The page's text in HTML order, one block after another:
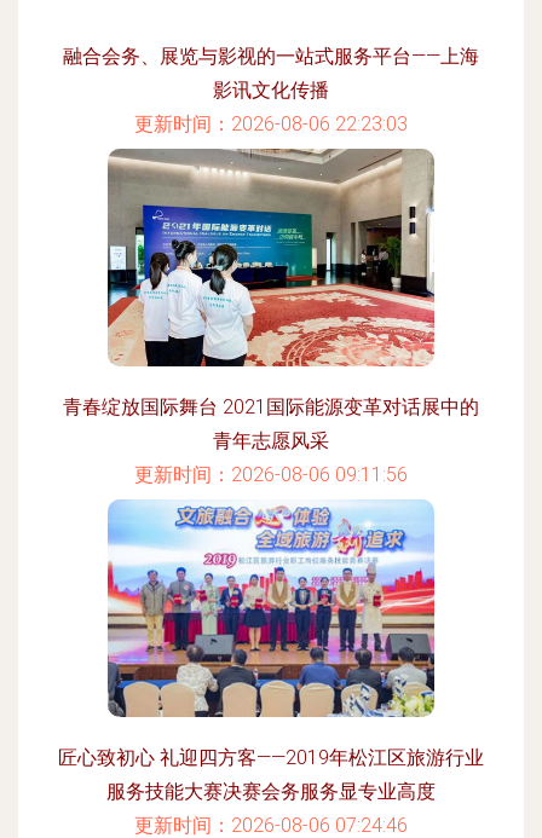
融合会务、展览与影视的一站式服务平台——上海
影讯文化传播
更新时间：2026-08-06 22:23:03
青春绽放国际舞台 2021国际能源变革对话展中的
青年志愿风采
更新时间：2026-08-06 09:11:56
匠心致初心 礼迎四方客——2019年松江区旅游行业
服务技能大赛决赛会务服务显专业高度
更新时间：2026-08-06 07:24:46